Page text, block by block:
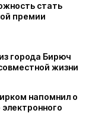
стать
премии
города Бирюч
жизни
напомнил о